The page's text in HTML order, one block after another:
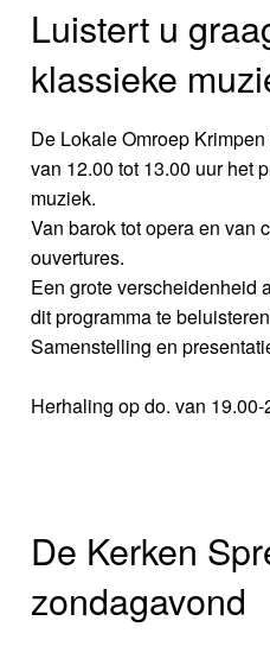
Luistert u
klassieke
De Lokale Omroep
van 12.00 tot 13.00 uur het
muziek.
Van barok tot opera en van
ouvertures.
Een grote verscheidenheid
dit programma te
Samenstelling en
Herhaling op do. van
De Kerken
zondagavond